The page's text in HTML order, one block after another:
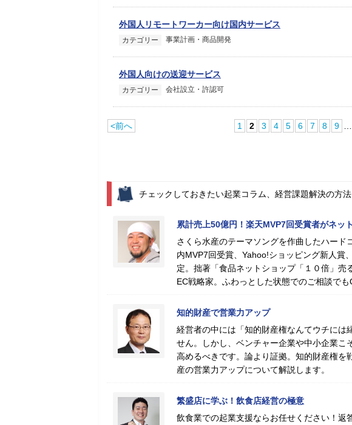
外国人リモートワーカー向け国内サービス
カテゴリー 事業計画・商品開発
外国人向けの送迎サービス
カテゴリー 会社設立・許認可
<前へ 1 2 3 4 5 6 7 8 9
チェックしておきたい起業コラム、経営課題解決の方法
累計売上50億円！楽天MVP7回受賞者がネッ
さくら水産のテーマソングを作曲したハー
内MVP7回受賞、Yahoo!ショッピング新人賞
定。拙著「食品ネットショップ「１０倍」
EC戦略家。ふわっとした状態でのご相談でも
知的財産で営業力アップ
経営者の中には「知的財産権なんてウチに
せん。しかし、ベンチャー企業や中小企業こ
高めるべきです。論より証拠。知的財産権
産の営業力アップについて解説します。
繁盛店に学ぶ！飲食店経営の極意
飲食業での起業支援ならお任せください！返